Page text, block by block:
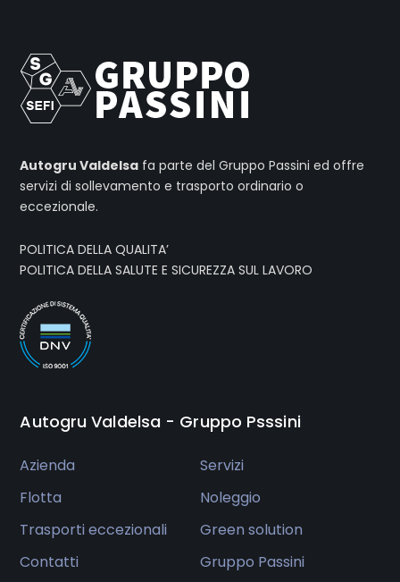
Autogru Valdelsa fa parte del Gruppo Passini ed offre
servizi di sollevamento e trasporto ordinario o
eccezionale.
POLITICA DELLA QUALITA’
POLITICA DELLA SALUTE E SICUREZZA SUL LAVORO
Autogru Valdelsa - Gruppo Psssini
Azienda
Servizi
Flotta
Noleggio
Trasporti eccezionali
Green solution
Contatti
Gruppo Passini